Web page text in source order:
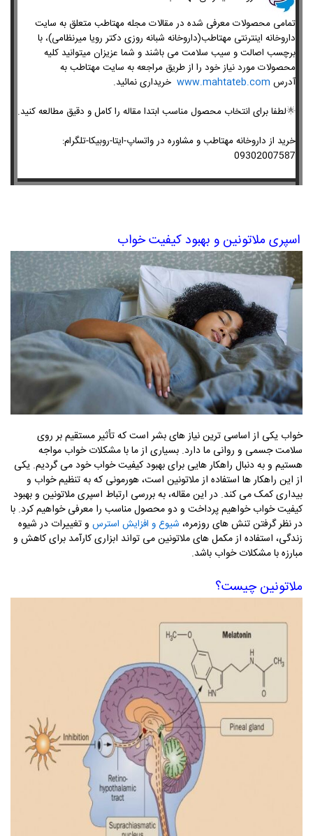
تمامی محصولات معرفی شده در مقالات مجله مهتاطب متعلق به سایت
داروخانه اینترنتی مهتاطب(داروخانه شبانه روزی دکتر رویا میرنظامی)، با
برچسب اصالت و سیب سلامت می باشند و شما عزیزان میتوانید کلیه
محصولات مورد نیاز خود را از طریق مراجعه به سایت مهتاطب به
آدرس www.mahtateb.com خریداری نمائید.
🌟لطفا برای انتخاب محصول مناسب ابتدا مقاله را کامل و دقیق مطالعه کنید.
خرید از داروخانه مهتاطب و مشاوره در واتساپ-ایتا-روبیکا-تلگرام:
09302007587
اسپری ملاتونین و بهبود کیفیت خواب
خواب یکی از اساسی ترین نیاز های بشر است که تأثیر مستقیم بر روی
سلامت جسمی و روانی ما دارد. بسیاری از ما با مشکلات خواب مواجه
هستیم و به دنبال راهکار هایی برای بهبود کیفیت خواب خود می گردیم. یکی
از این راهکار ها استفاده از ملاتونین است، هورمونی که به تنظیم خواب و
بیداری کمک می کند. در این مقاله، به بررسی ارتباط اسپری ملاتونین و بهبود
کیفیت خواب خواهیم پرداخت و دو محصول مناسب را معرفی خواهیم کرد. با
در نظر گرفتن تنش های روزمره، شیوع و افزایش استرس و تغییرات در شیوه
زندگی، استفاده از مکمل های ملاتونین می تواند ابزاری کارآمد برای کاهش و
مبارزه با مشکلات خواب باشد.
ملاتونین چیست؟